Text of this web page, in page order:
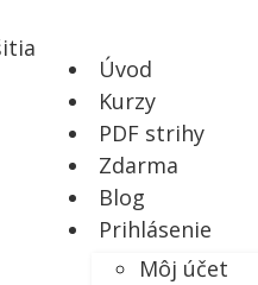
Úvod
Kurzy
PDF strihy
Zdarma
Blog
Prihlásenie
Môj účet